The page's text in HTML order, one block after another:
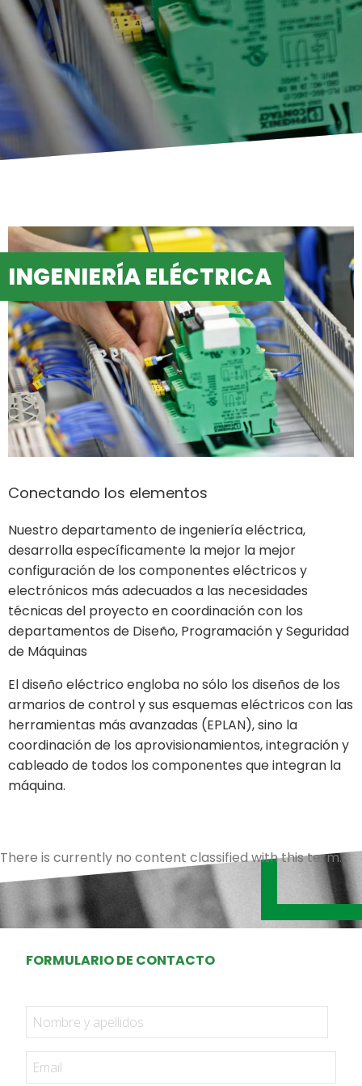
INGENIERÍA ELÉCTRICA
Conectando los elementos
Nuestro departamento de ingeniería eléctrica,
desarrolla específicamente la mejor la mejor
configuración de los componentes eléctricos y
electrónicos más adecuados a las necesidades
técnicas del proyecto en coordinación con los
departamentos de Diseño, Programación y Seguridad
de Máquinas
El diseño eléctrico engloba no sólo los diseños de los
armarios de control y sus esquemas eléctricos con las
herramientas más avanzadas (EPLAN), sino la
coordinación de los aprovisionamientos, integración y
cableado de todos los componentes que integran la
máquina.
There is currently no content classified with this term.
FORMULARIO DE CONTACTO